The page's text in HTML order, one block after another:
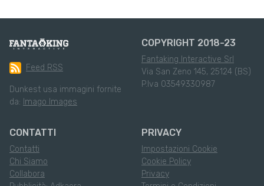
Feed RSS
Dunkest usa immagini fornite
da: Imago Images
COPYRIGHT 2018-23
Fantaking Interactive Srl
Via San Zeno 145, 25124 (BS)
P.Iva 03549330987
CONTATTI
Contatti
Chi Siamo
Collabora
PRIVACY
Impostazioni Cookie
Cookie Policy
Privacy